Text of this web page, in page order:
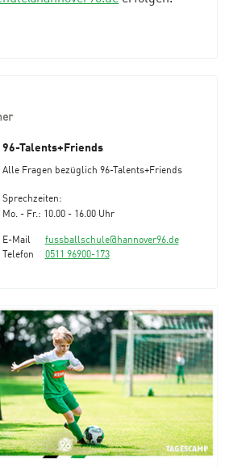
96-Talents+Friends
Alle Fragen bezüglich 96-Talents+Friends
Sprechzeiten:
Mo. - Fr.: 10.00 - 16.00 Uhr
E-Mail
fussballschule@hannover96.de
Telefon
0511 96900-173